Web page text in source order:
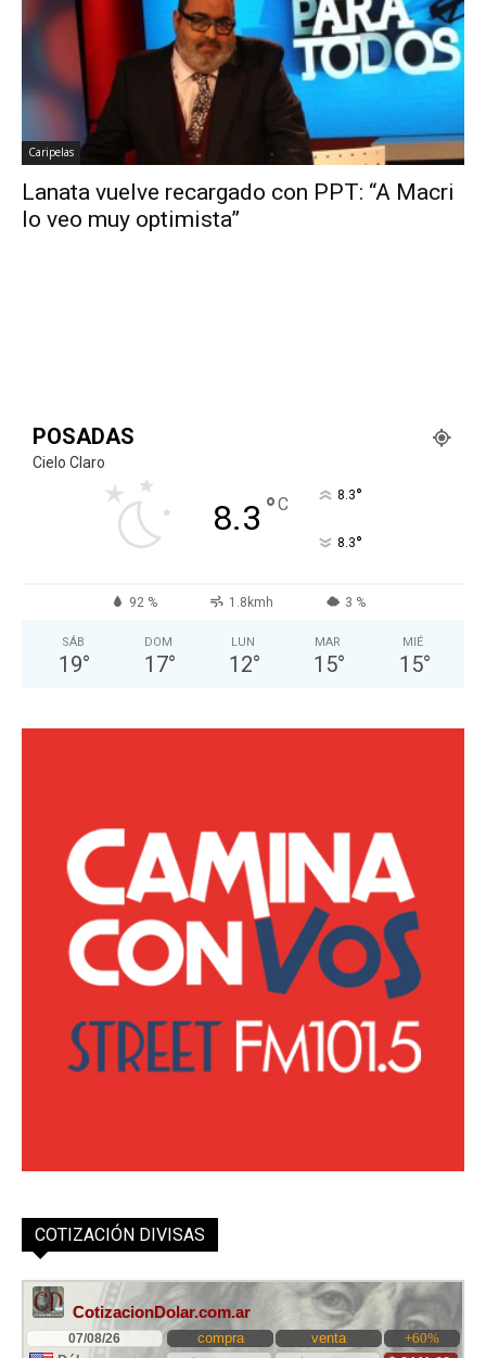
Caripelas
Lanata vuelve recargado con PPT: “A Macri
lo veo muy optimista”
POSADAS
Cielo Claro
8.3 °C 8.3°
8.3°
92 % 1.8kmh 3 %
SÁB
19°
DOM
17°
LUN
12°
MAR
15°
MIÉ
15°
COTIZACIÓN DIVISAS